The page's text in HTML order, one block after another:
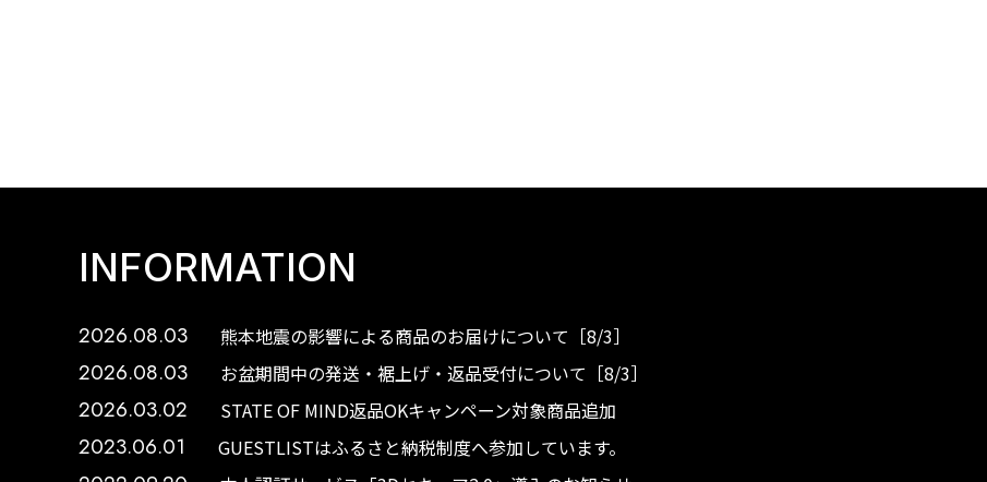
INFORMATION
2026.08.03 熊本地震の影響による商品のお届けについて［8/3］
2026.08.03 お盆期間中の発送・裾上げ・返品受付について［8/3］
2026.03.02 STATE OF MIND返品OKキャンペーン対象商品追加
2023.06.01 GUESTLISTはふるさと納税制度へ参加しています。